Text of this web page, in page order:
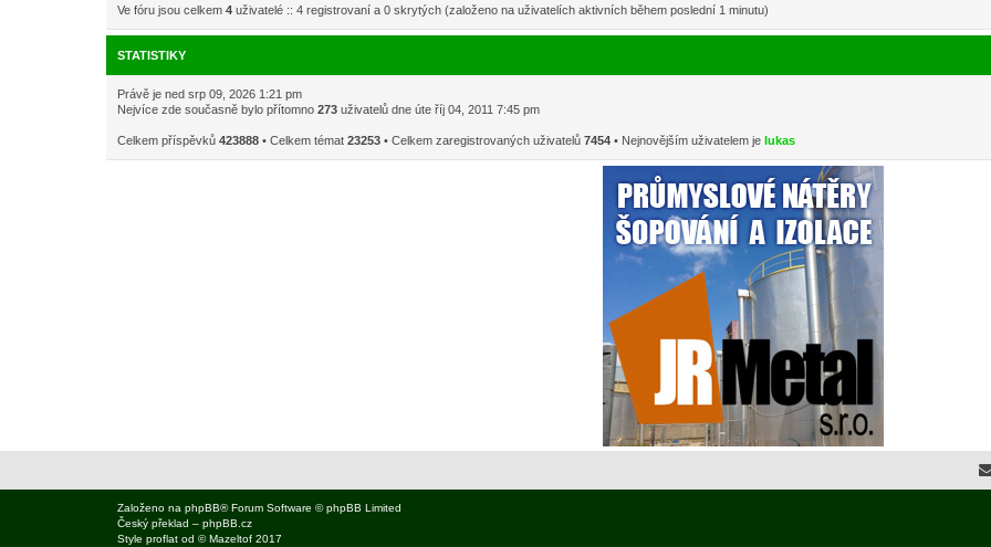
Ve fóru jsou celkem 4 uživatelé :: 4 registrovaní a 0 skrytých (založeno na uživatelích aktivních během poslední 1 minutu)
STATISTIKY
Právě je ned srp 09, 2026 1:21 pm
Nejvíce zde současně bylo přítomno 273 uživatelů dne úte říj 04, 2011 7:45 pm
Celkem příspěvků 423888 • Celkem témat 23253 • Celkem zaregistrovaných uživatelů 7454 • Nejnovějším uživatelem je lukas
Založeno na phpBB® Forum Software © phpBB Limited
Český překlad – phpBB.cz
Style proflat od ©Mazeltof 2017